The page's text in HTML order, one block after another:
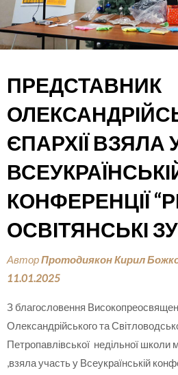
ПРЕДСТАВНИК
ЄПАРХІЇ ВЗЯЛА
КОНФЕРЕНЦІЇ
ОСВІТЯНСЬКІ
АвторПротодиякон Кирил
11.01.2025
З благословення
Олександрійського та
Петропавлівської недільної
,взяла участь у Всеукраїнській